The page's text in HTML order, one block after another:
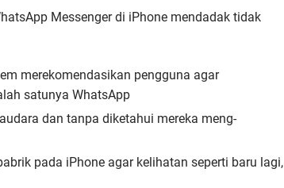
Messenger di iPhone mendadak tidak
merekomendasikan pengguna agar
satunya WhatsApp
dan tanpa diketahui mereka meng-
pada iPhone agar kelihatan seperti baru lagi,